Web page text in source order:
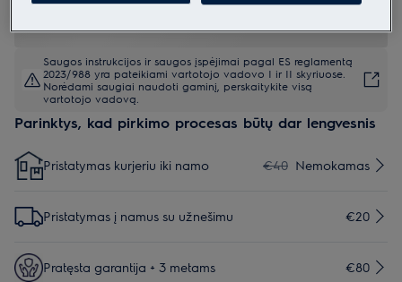
Saugos instrukcijos ir saugos įspėjimai pagal ES reglamentą
2023/988 yra pateikiami vartotojo vadovo I ir II skyriuose.
Norėdami saugiai naudoti gaminį, perskaitykite visą
vartotojo vadovą.
Parinktys, kad pirkimo procesas būtų dar lengvesnis
Pristatymas kurjeriu iki namo €40 Nemokamas
Pristatymas į namus su užnešimu €20
Pratęsta garantija + 3 metams €80